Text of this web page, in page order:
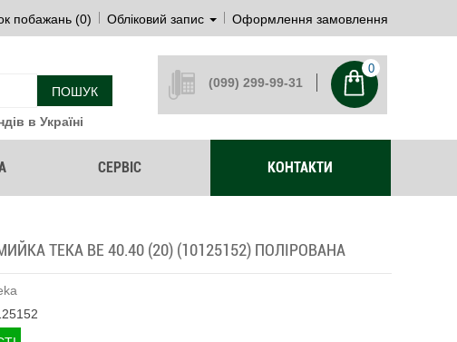
побажань (0) Обліковий запис Оформлення замовлення
ПОШУК
в Україні
(099) 299-99-31
0
СЕРВІС КОНТАКТИ
TEKA BE 40.40 (20) (10125152) ПОЛІРОВАНА